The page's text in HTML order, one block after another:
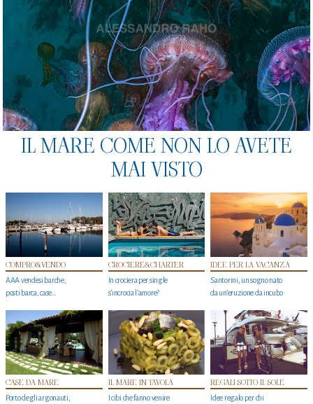
IL MARE COME NON LO AVETE
MAI VISTO
COMPRO&VENDO
AAA vendesi barche,
posti barca, case…
CROCIERE&CHARTER
In crociera per single
s'incrocia l’amore?
IDEE PER LA VACANZA
Santorini, un sogno nato
da un’eruzione da incubo
CASE DA MARE
Porto degli argonauti,
IL MARE IN TAVOLA
I cibi che fanno venire
REGALI SOTTO IL SOLE
Idee regalo per chi